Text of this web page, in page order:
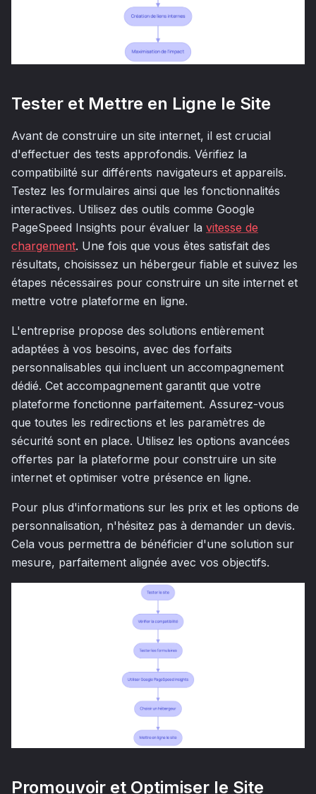
Tester et Mettre en Ligne le Site
Avant de construire un site internet, il est crucial
d'effectuer des tests approfondis. Vérifiez la
compatibilité sur différents navigateurs et appareils.
Testez les formulaires ainsi que les fonctionnalités
interactives. Utilisez des outils comme Google
PageSpeed Insights pour évaluer la vitesse de
chargement. Une fois que vous êtes satisfait des
résultats, choisissez un hébergeur fiable et suivez les
étapes nécessaires pour construire un site internet et
mettre votre plateforme en ligne.
L'entreprise propose des solutions entièrement
adaptées à vos besoins, avec des forfaits
personnalisables qui incluent un accompagnement
dédié. Cet accompagnement garantit que votre
plateforme fonctionne parfaitement. Assurez-vous
que toutes les redirections et les paramètres de
sécurité sont en place. Utilisez les options avancées
offertes par la plateforme pour construire un site
internet et optimiser votre présence en ligne.
Pour plus d'informations sur les prix et les options de
personnalisation, n'hésitez pas à demander un devis.
Cela vous permettra de bénéficier d'une solution sur
mesure, parfaitement alignée avec vos objectifs.
Promouvoir et Optimiser le Site